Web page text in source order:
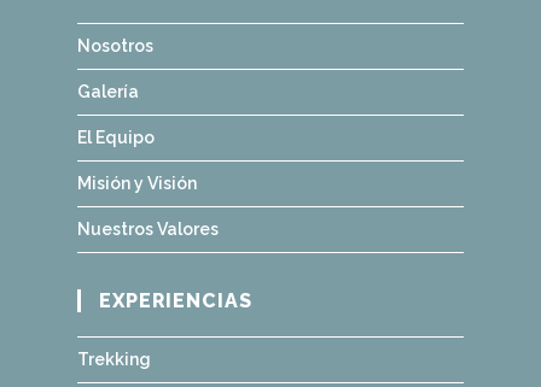
Nosotros
Galería
El Equipo
Misión y Visión
Nuestros Valores
EXPERIENCIAS
Trekking